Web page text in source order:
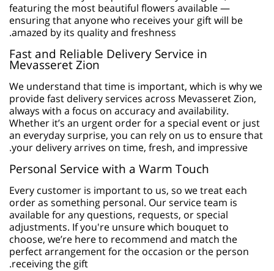
featuring the most beautiful flowers available —
ensuring that anyone who receives your gift will be
amazed by its quality and freshness.
Fast and Reliable Delivery Service in
Mevasseret Zion
We understand that time is important, which is why we
provide fast delivery services across Mevasseret Zion,
always with a focus on accuracy and availability.
Whether it’s an urgent order for a special event or just
an everyday surprise, you can rely on us to ensure that
your delivery arrives on time, fresh, and impressive.
Personal Service with a Warm Touch
Every customer is important to us, so we treat each
order as something personal. Our service team is
available for any questions, requests, or special
adjustments. If you're unsure which bouquet to
choose, we’re here to recommend and match the
perfect arrangement for the occasion or the person
receiving the gift.